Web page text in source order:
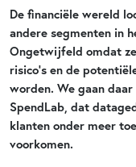
De financiële wereld
andere segmenten in
Ongetwijfeld omdat
risico’s en de
worden. We gaan
SpendLab, dat
klanten onder meer
voorkomen.